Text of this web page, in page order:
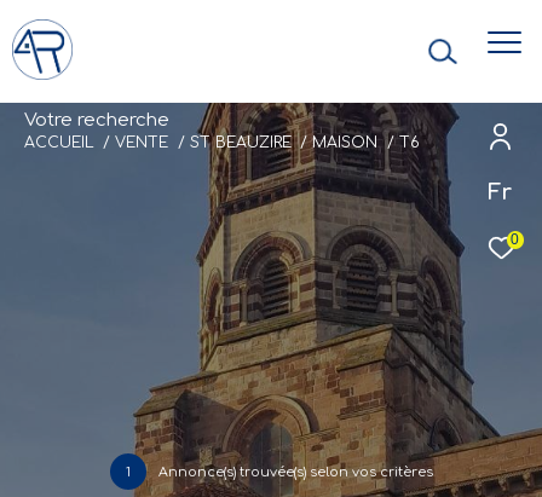
Fr
0
Votre recherche
ACCUEIL VENTE ST BEAUZIRE MAISON T6
1 Annonce(s) trouvée(s) selon vos critères